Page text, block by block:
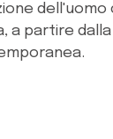
dell'uomo
a partire